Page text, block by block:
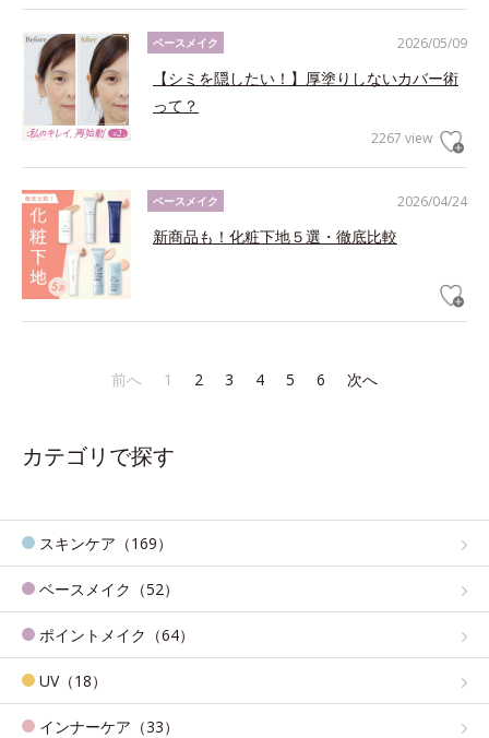
2026/05/09
ベースメイク
【シミを隠したい！】厚塗りしないカバー術
って？
2267 view
2026/04/24
ベースメイク
新商品も！化粧下地５選・徹底比較
前へ 1 2 3 4 5 6 次へ
カテゴリで探す
スキンケア（169）
ベースメイク（52）
ポイントメイク（64）
UV（18）
インナーケア（33）